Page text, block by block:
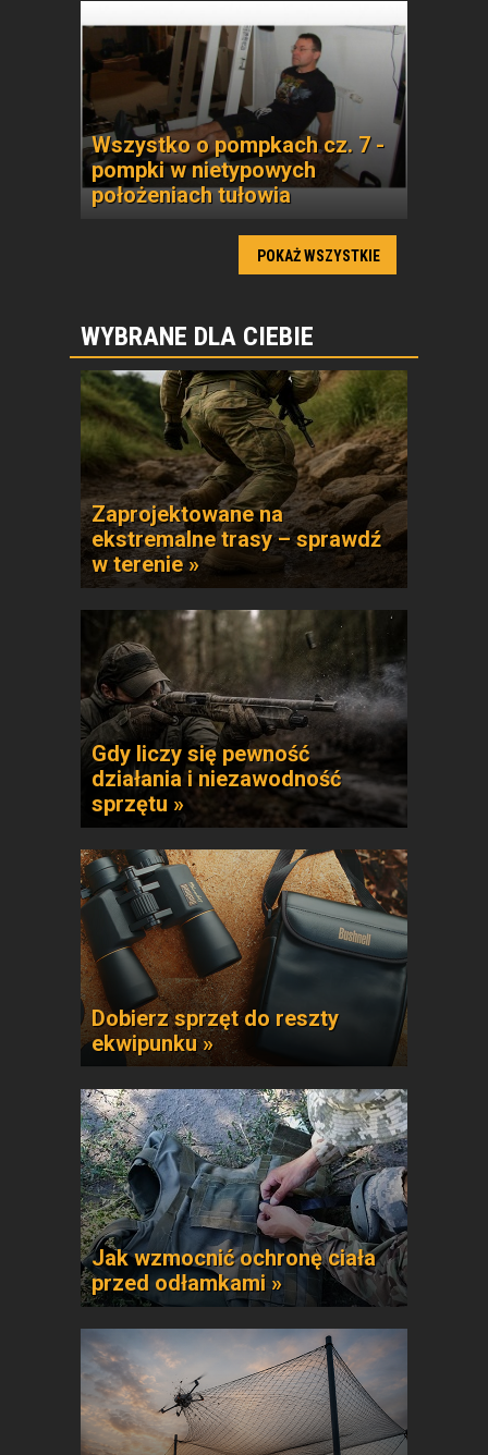
Wszystko o pompkach cz. 7 -
pompki w nietypowych
położeniach tułowia
POKAŻ WSZYSTKIE
WYBRANE DLA CIEBIE
Zaprojektowane na
ekstremalne trasy – sprawdź
w terenie »
Gdy liczy się pewność
działania i niezawodność
sprzętu »
Dobierz sprzęt do reszty
ekwipunku »
Jak wzmocnić ochronę ciała
przed odłamkami »